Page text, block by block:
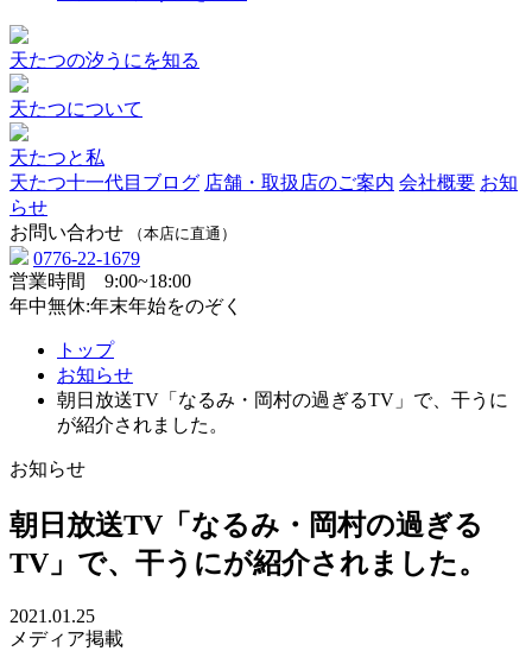
天たつの汐うにを知る
天たつについて
天たつと私
天たつ十一代目ブログ 店舗・取扱店のご案内 会社概要 お知
らせ
お問い合わせ
（本店に直通）
0776-22-1679
営業時間 9:00~18:00
年中無休:年末年始をのぞく
トップ
お知らせ
朝日放送TV「なるみ・岡村の過ぎるTV」で、干うに
が紹介されました。
お知らせ
朝日放送TV「なるみ・岡村の過ぎる
TV」で、干うにが紹介されました。
2021.01.25
メディア掲載